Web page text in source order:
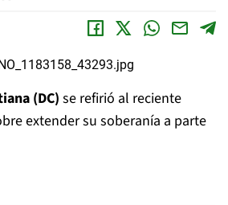
(DC) se refirió al reciente
extender su soberanía a parte